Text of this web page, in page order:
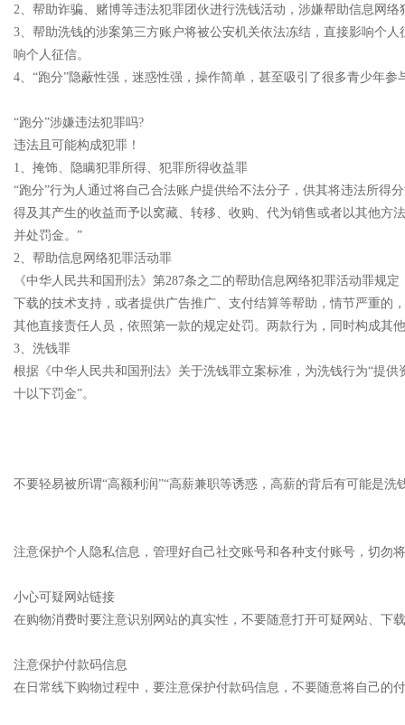
2、帮助诈骗、赌博等违法犯罪团伙进行洗钱活动，涉嫌帮助信息网
3、帮助洗钱的涉案第三方账户将被公安机关依法冻结，直接影响个
响个人征信。
4、“跑分”隐蔽性强，迷惑性强，操作简单，甚至吸引了很多青少年参
“跑分”涉嫌违法犯罪吗?
违法且可能构成犯罪！
1、掩饰、隐瞒犯罪所得、犯罪所得收益罪
“跑分”行为人通过将自己合法账户提供给不法分子，供其将违法所得
得及其产生的收益而予以窝藏、转移、收购、代为销售或者以其他方
并处罚金。”
2、帮助信息网络犯罪活动罪
《中华人民共和国刑法》第287条之二的帮助信息网络犯罪活动罪规
下载的技术支持，或者提供广告推广、支付结算等帮助，情节严重的
其他直接责任人员，依照第一款的规定处罚。两款行为，同时构成其
3、洗钱罪
根据《中华人民共和国刑法》关于洗钱罪立案标准，为洗钱行为“提
十以下罚金”。
不要轻易被所谓“高额利润”“高薪兼职等诱惑，高薪的背后有可能是洗
注意保护个人隐私信息，管理好自己社交账号和各种支付账号，切勿
小心可疑网站链接
在购物消费时要注意识别网站的真实性，不要随意打开可疑网站、下
注意保护付款码信息
在日常线下购物过程中，要注意保护付款码信息，不要随意将自己的